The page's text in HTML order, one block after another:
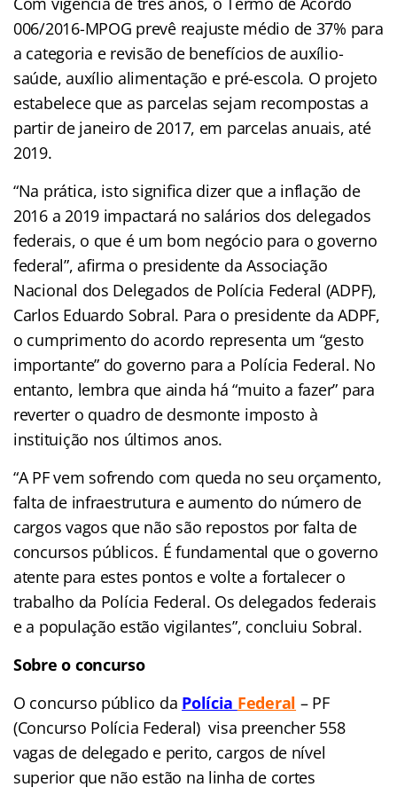
006/2016-MPOG prevê reajuste médio de 37% para
a categoria e revisão de benefícios de auxílio-
saúde, auxílio alimentação e pré-escola. O projeto
estabelece que as parcelas sejam recompostas a
partir de janeiro de 2017, em parcelas anuais, até
2019.
“Na prática, isto significa dizer que a inflação de
2016 a 2019 impactará no salários dos delegados
federais, o que é um bom negócio para o governo
federal”, afirma o presidente da Associação
Nacional dos Delegados de Polícia Federal (ADPF),
Carlos Eduardo Sobral. Para o presidente da ADPF,
o cumprimento do acordo representa um “gesto
importante” do governo para a Polícia Federal. No
entanto, lembra que ainda há “muito a fazer” para
reverter o quadro de desmonte imposto à
instituição nos últimos anos.
“A PF vem sofrendo com queda no seu orçamento,
falta de infraestrutura e aumento do número de
cargos vagos que não são repostos por falta de
concursos públicos. É fundamental que o governo
atente para estes pontos e volte a fortalecer o
trabalho da Polícia Federal. Os delegados federais
e a população estão vigilantes”, concluiu Sobral.
Sobre o concurso
O concurso público da Polícia Federal – PF
(Concurso Polícia Federal) visa preencher 558
vagas de delegado e perito, cargos de nível
superior que não estão na linha de cortes